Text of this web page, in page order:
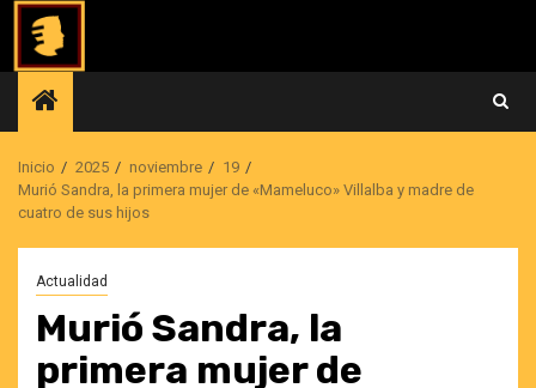
Saltar
contenido
Inicio 2025 noviembre
19
Murió Sandra, la primera mujer de «Mameluco» Villalba y madre de
cuatro de sus hijos
Actualidad
Murió Sandra, la
primera mujer de